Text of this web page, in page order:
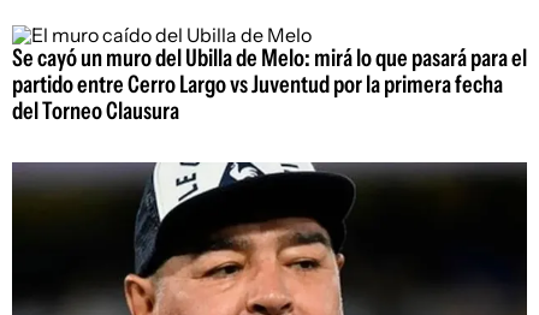
Se cayó un muro del Ubilla de Melo: mirá lo que pasará para el
partido entre Cerro Largo vs Juventud por la primera fecha
del Torneo Clausura